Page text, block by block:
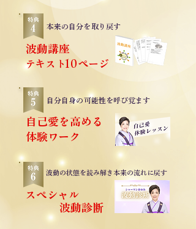
本来の自分を 取り戻す
10
波動講座
​テキスト ​ページ
自分自身の可能性を呼び覚ます
自己愛を高める
体験ワーク
波動の状態を読み解き 本来の流れに戻す
波動診断
スペシャル